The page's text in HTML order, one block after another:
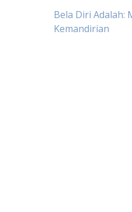
Post
Bela Diri Adalah:
Kemandirian